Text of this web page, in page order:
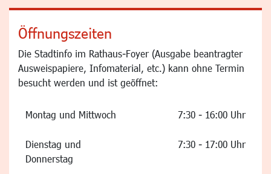
Öffnungszeiten
Die Stadtinfo im Rathaus-Foyer (Ausgabe beantragter
Ausweispapiere, Infomaterial, etc.) kann ohne Termin
besucht werden und ist geöffnet:
Montag und Mittwoch 7:30 - 16:00 Uhr
Dienstag und
Donnerstag
7:30 - 17:00 Uhr